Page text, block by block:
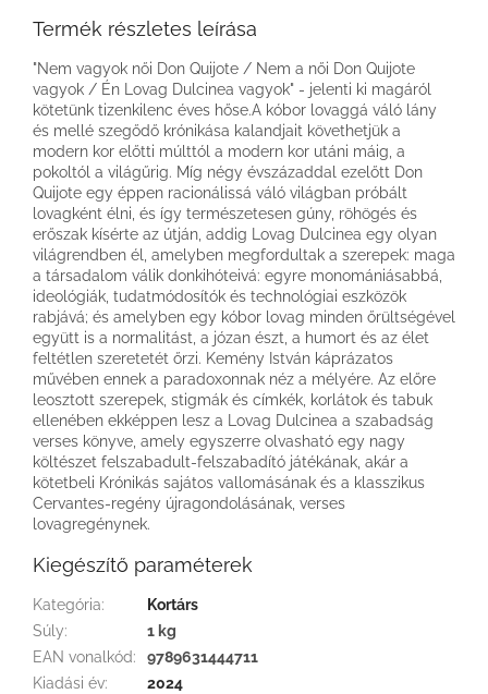
Termék részletes leírása
"Nem vagyok női Don Quijote / Nem a női Don Quijote
vagyok / Én Lovag Dulcinea vagyok" - jelenti ki magáról
kötetünk tizenkilenc éves hőse.A kóbor lovaggá váló lány
és mellé szegődő krónikása kalandjait követhetjük a
modern kor előtti múlttól a modern kor utáni máig, a
pokoltól a világűrig. Míg négy évszázaddal ezelőtt Don
Quijote egy éppen racionálissá váló világban próbált
lovagként élni, és így természetesen gúny, röhögés és
erőszak kísérte az útján, addig Lovag Dulcinea egy olyan
világrendben él, amelyben megfordultak a szerepek: maga
a társadalom válik donkihóteivá: egyre monomániásabbá,
ideológiák, tudatmódosítók és technológiai eszközök
rabjává; és amelyben egy kóbor lovag minden őrültségével
együtt is a normalitást, a józan észt, a humort és az élet
feltétlen szeretetét őrzi. Kemény István káprázatos
művében ennek a paradoxonnak néz a mélyére. Az előre
leosztott szerepek, stigmák és címkék, korlátok és tabuk
ellenében ekképpen lesz a Lovag Dulcinea a szabadság
verses könyve, amely egyszerre olvasható egy nagy
költészet felszabadult-felszabadító játékának, akár a
kötetbeli Krónikás sajátos vallomásának és a klasszikus
Cervantes-regény újragondolásának, verses
lovagregénynek.
Kiegészítő paraméterek
Kategória:
Kortárs
Súly:
1 kg
EAN vonalkód:
9789631444711
Kiadási év:
2024